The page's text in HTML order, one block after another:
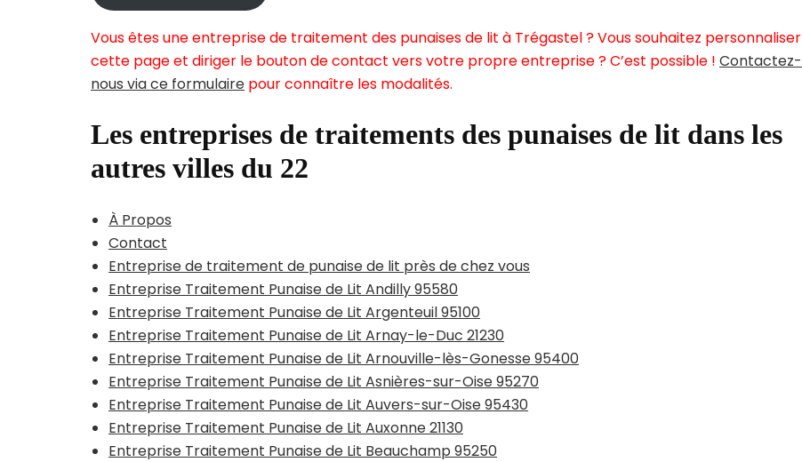
Vous êtes une entreprise de traitement des punaises de lit à Trégastel ? Vous souhaitez personnaliser
cette page et diriger le bouton de contact vers votre propre entreprise ? C’est possible ! Contactez-
nous via ce formulaire pour connaître les modalités.
Les entreprises de traitements des punaises de lit dans les
autres villes du 22
À Propos
Contact
Entreprise de traitement de punaise de lit près de chez vous
Entreprise Traitement Punaise de Lit Andilly 95580
Entreprise Traitement Punaise de Lit Argenteuil 95100
Entreprise Traitement Punaise de Lit Arnay-le-Duc 21230
Entreprise Traitement Punaise de Lit Arnouville-lès-Gonesse 95400
Entreprise Traitement Punaise de Lit Asnières-sur-Oise 95270
Entreprise Traitement Punaise de Lit Auvers-sur-Oise 95430
Entreprise Traitement Punaise de Lit Auxonne 21130
Entreprise Traitement Punaise de Lit Beauchamp 95250